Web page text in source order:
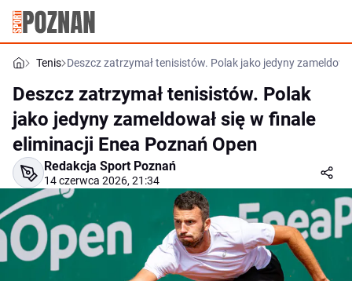
Tenis Deszcz zatrzymał tenisistów. Polak jako jedyny
Deszcz zatrzymał tenisistów. Polak
jako jedyny zameldował się w finale
eliminacji Enea Poznań Open
Redakcja Sport Poznań
14 czerwca 2026, 21:34